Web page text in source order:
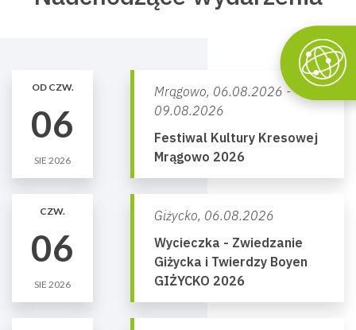
OD CZW.
06
SIE 2026
Mrągowo, 06.08.2026 -
09.08.2026
Festiwal Kultury Kresowej
Mrągowo 2026
CZW.
06
SIE 2026
Giżycko, 06.08.2026
Wycieczka - Zwiedzanie
Giżycka i Twierdzy Boyen
GIŻYCKO 2026